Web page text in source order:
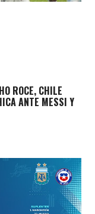
ROCE, CHILE
ANTE MESSI Y